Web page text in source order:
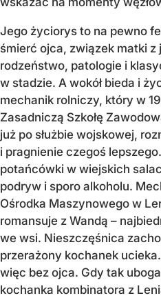
Jego życiorys to na pewno
śmierć ojca, związek matki
rodzeństwo, patologie i
w stadzie. A wokół bieda i
mechanik rolniczy, który w
Zasadniczą Szkołę
już po służbie wojskowej,
i pragnienie czegoś
potańcówki w wiejskich
podryw i sporo alkoholu.
Ośrodka Maszynowego w
romansuje z Wandą –
we wsi. Nieszczęśnica
przerażony kochanek
więc bez ojca. Gdy tak
kochanka kombinatora z